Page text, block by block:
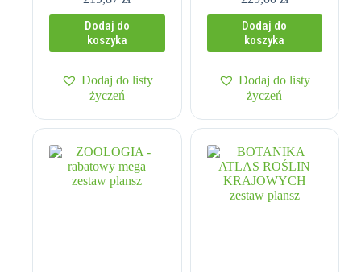
Dodaj do
koszyka
Dodaj do listy
życzeń
Dodaj do
koszyka
Dodaj do listy
życzeń